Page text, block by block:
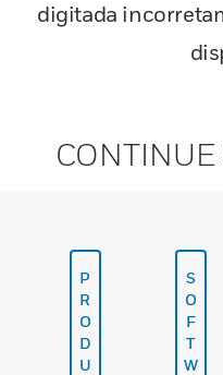
digitada
CONTINUE
P
R
O
D
U
S
O
F
T
W